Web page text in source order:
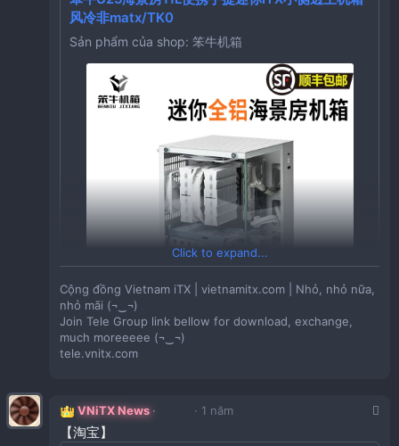
风冷非matx/TK0
Sản phẩm của shop: 笨牛机箱
Giá:997,990VND
Click to expand...
Cộng đồng Vietnam iTX | vietnamitx.com | Nhỏ, nhỏ nữa,
nhỏ mãi (¬‿¬)
Join Tele Group link bellow for download, exchange,
much moreeeee (¬‿¬)
tele.vnitx.com
VNiTX News 1 năm
【淘宝】